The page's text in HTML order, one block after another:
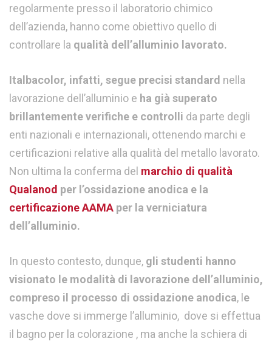
regolarmente presso il laboratorio chimico
dell’azienda, hanno come obiettivo quello di
controllare la qualità dell’alluminio lavorato.
Italbacolor, infatti, segue precisi standard nella
lavorazione dell’alluminio e ha già superato
brillantemente verifiche e controlli da parte degli
enti nazionali e internazionali, ottenendo marchi e
certificazioni relative alla qualità del metallo lavorato.
Non ultima la conferma del marchio di qualità
Qualanod per l’ossidazione anodica e la
certificazione AAMA per la verniciatura
dell’alluminio.
In questo contesto, dunque, gli studenti hanno
visionato le modalità di lavorazione dell’alluminio,
compreso il processo di ossidazione anodica, le
vasche dove si immerge l’alluminio, dove si effettua
il bagno per la colorazione , ma anche la schiera di